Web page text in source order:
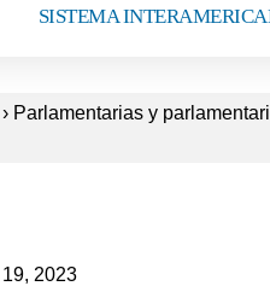
SISTEMA
› Parlamentarias y
2023